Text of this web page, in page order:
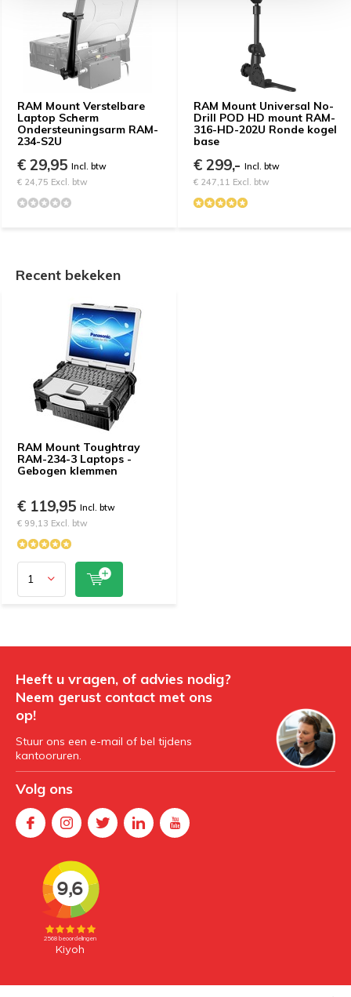
RAM Mount Verstelbare
Laptop Scherm
Ondersteuningsarm RAM-
234-S2U
€ 29,95 Incl. btw
€ 24,75 Excl. btw
RAM Mount Universal No-
Drill POD HD mount RAM-
316-HD-202U Ronde kogel
base
€ 299,- Incl. btw
€ 247,11 Excl. btw
Recent bekeken
RAM Mount Toughtray
RAM-234-3 Laptops -
Gebogen klemmen
€ 119,95 Incl. btw
€ 99,13 Excl. btw
Heeft u vragen, of advies nodig?
Neem gerust contact met ons
op!
Stuur ons een e-mail of bel tijdens
kantooruren.
Volg ons